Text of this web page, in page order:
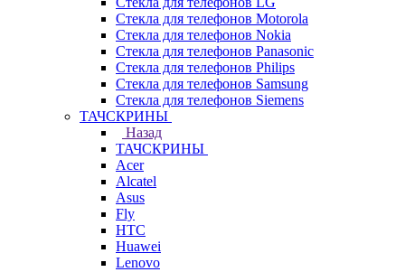
Стекла для телефонов Motorola
Стекла для телефонов Nokia
Стекла для телефонов Panasonic
Стекла для телефонов Philips
Стекла для телефонов Samsung
Стекла для телефонов Siemens
ТАЧСКРИНЫ
Назад
ТАЧСКРИНЫ
Acer
Alcatel
Asus
Fly
HTC
Huawei
Lenovo